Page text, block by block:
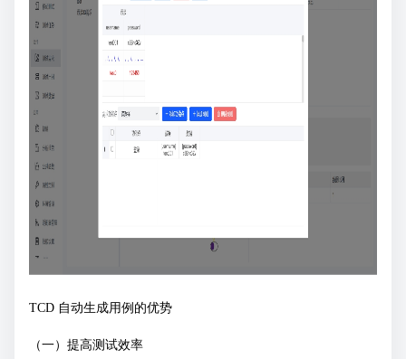
TCD 自动生成用例的优势
（一）提高测试效率